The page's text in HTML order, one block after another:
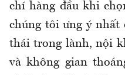
chí hàng đầu khi
chúng tôi ưng ý nhất
thái trong lành, nội
và không gian